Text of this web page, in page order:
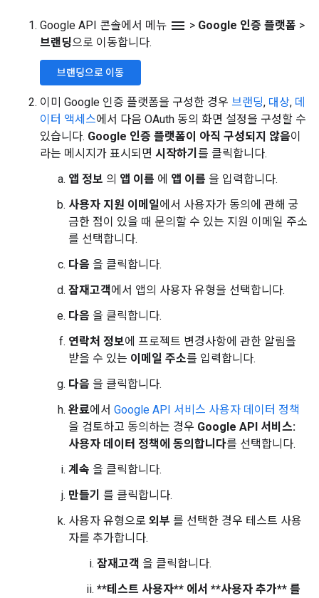
Google API 콘솔에서 메뉴 menu > Google 인증 플랫폼 >
브랜딩으로 이동합니다.
브랜딩으로 이동
이미 Google 인증 플랫폼을 구성한 경우 브랜딩, 대상, 데
이터 액세스에서 다음 OAuth 동의 화면 설정을 구성할 수
있습니다. Google 인증 플랫폼이 아직 구성되지 않음이
라는 메시지가 표시되면 시작하기 를 클릭합니다.
앱 정보 의 앱 이름 에 앱 이름 을 입력합니다.
사용자 지원 이메일에서 사용자가 동의에 관해 궁
금한 점이 있을 때 문의할 수 있는 지원 이메일 주소
를 선택합니다.
다음 을 클릭합니다.
잠재고객에서 앱의 사용자 유형을 선택합니다.
다음 을 클릭합니다.
연락처 정보에 프로젝트 변경사항에 관한 알림을
받을 수 있는 이메일 주소를 입력합니다.
다음 을 클릭합니다.
완료에서 Google API 서비스 사용자 데이터 정책
을 검토하고 동의하는 경우 Google API 서비스:
사용자 데이터 정책에 동의합니다를 선택합니다.
계속 을 클릭합니다.
만들기 를 클릭합니다.
사용자 유형으로 외부 를 선택한 경우 테스트 사용
자를 추가합니다.
잠재고객 을 클릭합니다.
**테스트 사용자** 에서 **사용자 추가** 를